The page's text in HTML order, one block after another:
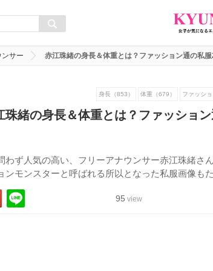
ンサー 赤江珠緒の身長＆体重とは？ファッション通の私
身長（853） 体重（679） ファッショ
珠緒の身長＆体重とは？ファッショ
わず人気の高い、フリーアナウンサー赤江珠緒さ
ンモンスターと呼ばれる所以となった私服画像も
95 view